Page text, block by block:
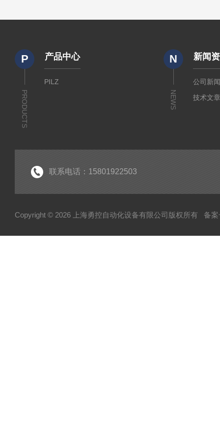
P
PRODUCTS
产品中心
PILZ
N
NEWS
新闻
公司新
技术文
联系电话：15801922503
Copyright © 2026 上海勇控自动化设备有限公司版权所有 备案